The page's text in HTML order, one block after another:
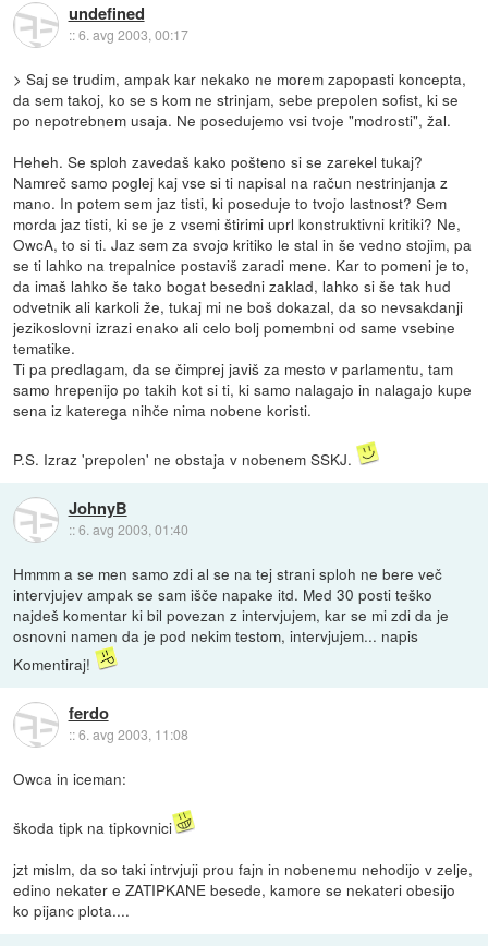
undefined
::6. avg 2003, 00:17
> Saj se trudim, ampak kar nekako ne morem zapopasti koncepta,
da sem takoj, ko se s kom ne strinjam, sebe prepolen sofist, ki se
po nepotrebnem usaja. Ne posedujemo vsi tvoje "modrosti", žal.
Heheh. Se sploh zavedaš kako pošteno si se zarekel tukaj?
Namreč samo poglej kaj vse si ti napisal na račun nestrinjanja z
mano. In potem sem jaz tisti, ki poseduje to tvojo lastnost? Sem
morda jaz tisti, ki se je z vsemi štirimi uprl konstruktivni kritiki? Ne,
OwcA, to si ti. Jaz sem za svojo kritiko le stal in še vedno stojim, pa
se ti lahko na trepalnice postaviš zaradi mene. Kar to pomeni je to,
da imaš lahko še tako bogat besedni zaklad, lahko si še tak hud
odvetnik ali karkoli že, tukaj mi ne boš dokazal, da so nevsakdanji
jezikoslovni izrazi enako ali celo bolj pomembni od same vsebine
tematike.
Ti pa predlagam, da se čimprej javiš za mesto v parlamentu, tam
samo hrepenijo po takih kot si ti, ki samo nalagajo in nalagajo kupe
sena iz katerega nihče nima nobene koristi.
P.S. Izraz 'prepolen' ne obstaja v nobenem SSKJ.
JohnyB
::6. avg 2003, 01:40
Hmmm a se men samo zdi al se na tej strani sploh ne bere več
intervjujev ampak se sam išče napake itd. Med 30 posti teško
najdeš komentar ki bil povezan z intervjujem, kar se mi zdi da je
osnovni namen da je pod nekim testom, intervjujem... napis
Komentiraj!
ferdo
::6. avg 2003, 11:08
Owca in iceman:
škoda tipk na tipkovnici
jzt mislm, da so taki intrvjuji prou fajn in nobenemu nehodijo v zelje,
edino nekater e ZATIPKANE besede, kamore se nekateri obesijo
ko pijanc plota....